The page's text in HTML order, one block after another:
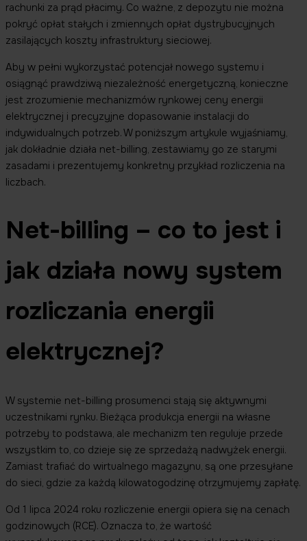
rachunki za prąd płacimy. Co ważne, z depozytu nie można
pokryć opłat stałych i zmiennych opłat dystrybucyjnych
zasilających koszty infrastruktury sieciowej.
Aby w pełni wykorzystać potencjał nowego systemu i
osiągnąć prawdziwą niezależność energetyczną, konieczne
jest zrozumienie mechanizmów rynkowej ceny energii
elektrycznej i precyzyjne dopasowanie instalacji do
indywidualnych potrzeb. W poniższym artykule wyjaśniamy,
jak dokładnie działa net-billing, zestawiamy go ze starymi
zasadami i prezentujemy konkretny przykład rozliczenia na
liczbach.
Net-billing – co to jest i
jak działa nowy system
rozliczania energii
elektrycznej?
W systemie net-billing prosumenci stają się aktywnymi
uczestnikami rynku. Bieżąca produkcja energii na własne
potrzeby to podstawa, ale mechanizm ten reguluje przede
wszystkim to, co dzieje się ze sprzedażą nadwyżek energii.
Zamiast trafiać do wirtualnego magazynu, są one przesyłane
do sieci, gdzie za każdą kilowatogodzinę otrzymujemy zapłatę.
Od 1 lipca 2024 roku rozliczenie energii opiera się na cenach
godzinowych (RCE). Oznacza to, że wartość